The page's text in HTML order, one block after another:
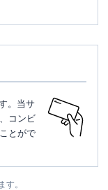
。当サ
コンビ
とがで
す。